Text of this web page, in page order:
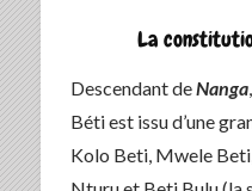
La
Descendant deNanga
Béti est issu d’une
Kolo Beti, Mwele